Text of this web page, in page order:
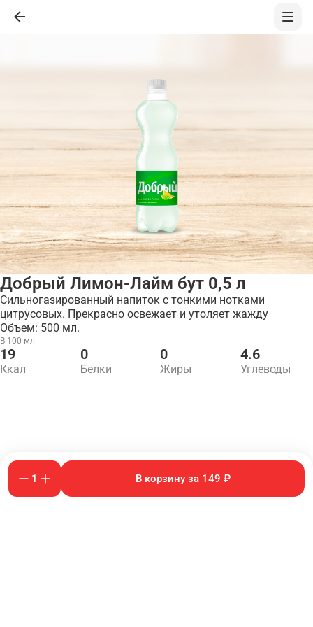
Добрый Лимон-Лайм бут 0,5 л
Сильногазированный напиток с тонкими нотками
цитрусовых. Прекрасно освежает и утоляет жажду
Объем: 500 мл.
В 100 мл
19
Ккал
0
Белки
0
Жиры
4.6
Углеводы
1 В корзину за 149 ₽